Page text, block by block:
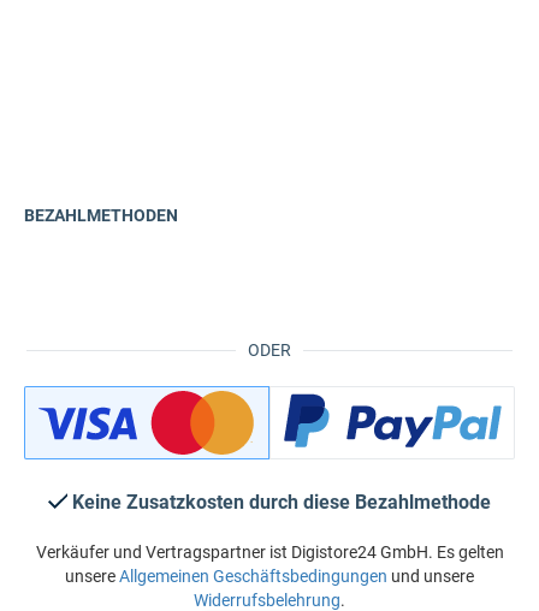
ODER
BEZAHLMETHODEN
Keine Zusatzkosten durch diese Bezahlmethode
Verkäufer und Vertragspartner ist Digistore24 GmbH. Es gelten
unsereAllgemeinen Geschäftsbedingungen und unsere
Widerrufsbelehrung.